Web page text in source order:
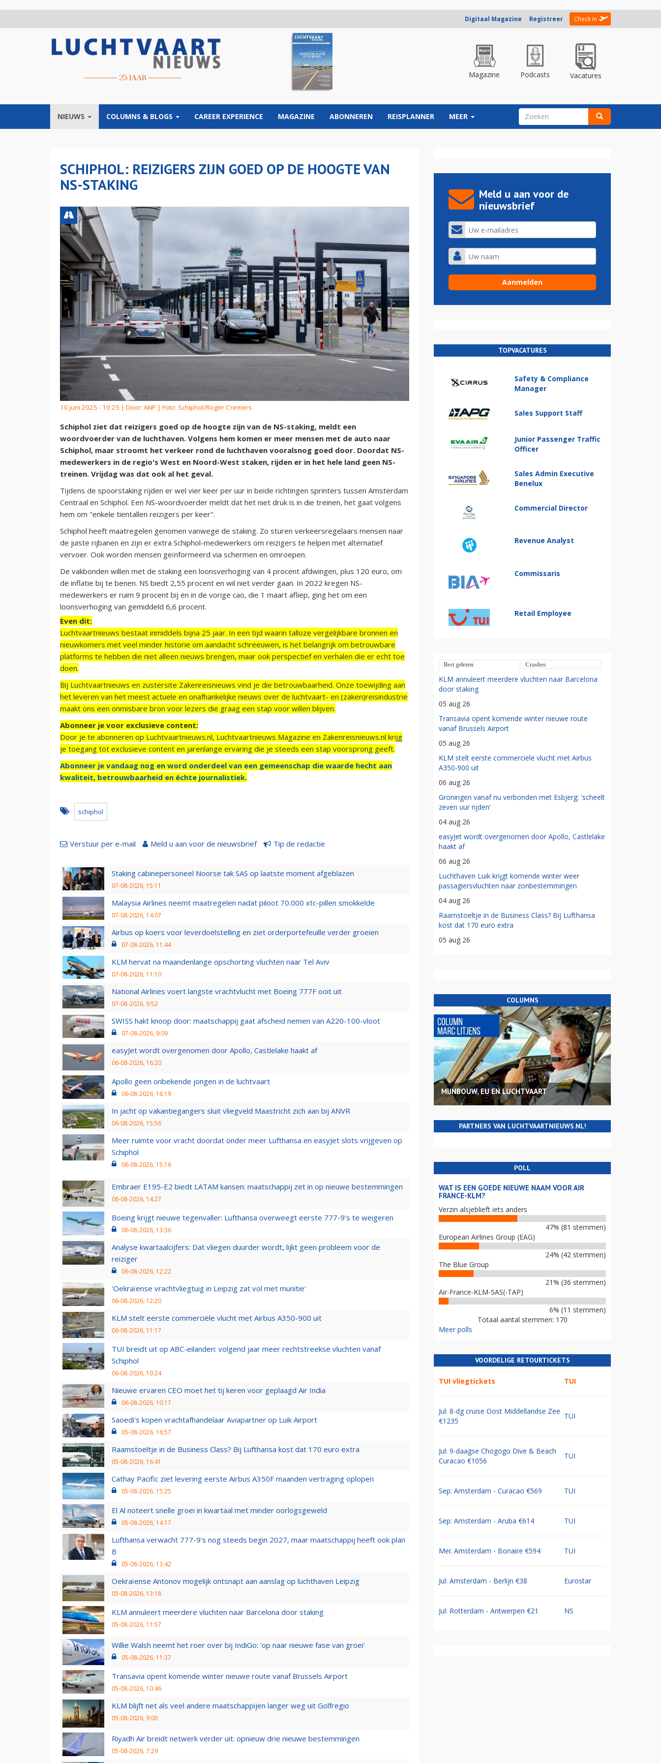
Digitaal Magazine Registreer Check in
Magazine Podcasts Vacatures
NIEUWS COLUMNS & BLOGS CAREER EXPERIENCE MAGAZINE ABONNEREN REISPLANNER MEER ZOEKVELD
SCHIPHOL: REIZIGERS ZIJN GOED OP DE HOOGTE VAN
NS-STAKING
10 juni 2025 - 10:25 | Door: ANP | Foto: Schiphol/Roger Cremers
Schiphol ziet dat reizigers goed op de hoogte zijn van de NS-staking, meldt een
woordvoerder van de luchthaven. Volgens hem komen er meer mensen met de auto naar
Schiphol, maar stroomt het verkeer rond de luchthaven vooralsnog goed door. Doordat NS-
medewerkers in de regio's West en Noord-West staken, rijden er in het hele land geen NS-
treinen. Vrijdag was dat ook al het geval.
Tijdens de spoorstaking rijden er wel vier keer per uur in beide richtingen sprinters tussen Amsterdam
Centraal en Schiphol. Een NS-woordvoerder meldt dat het niet druk is in die treinen, het gaat volgens
hem om "enkele tientallen reizigers per keer".
Schiphol heeft maatregelen genomen vanwege de staking. Zo sturen verkeersregelaars mensen naar
de juiste rijbanen en zijn er extra Schiphol-medewerkers om reizigers te helpen met alternatief
vervoer. Ook worden mensen geïnformeerd via schermen en omroepen.
De vakbonden willen met de staking een loonsverhoging van 4 procent afdwingen, plus 120 euro, om
de inflatie bij te benen. NS biedt 2,55 procent en wil niet verder gaan. In 2022 kregen NS-
medewerkers er ruim 9 procent bij en in de vorige cao, die 1 maart afliep, ging het om een
loonsverhoging van gemiddeld 6,6 procent.
Even dit:
Luchtvaartnieuws bestaat inmiddels bijna 25 jaar. In een tijd waarin talloze vergelijkbare bronnen en
nieuwkomers met veel minder historie om aandacht schreeuwen, is het belangrijk om betrouwbare
platforms te hebben die niet alleen nieuws brengen, maar ook perspectief en verhalen die er echt toe
doen.
Bij Luchtvaartnieuws en zustersite Zakenreisnieuws vind je die betrouwbaarheid. Onze toewijding aan
het leveren van het meest actuele en onafhankelijke nieuws over de luchtvaart- en (zaken)reisindustrie
maakt ons een onmisbare bron voor lezers die graag een stap voor willen blijven.
Abonneer je voor exclusieve content:
Door je te abonneren op Luchtvaartnieuws.nl, Luchtvaartnieuws Magazine en Zakenreisnieuws.nl krijg
je toegang tot exclusieve content en jarenlange ervaring die je steeds een stap voorsprong geeft.
Abonneer je vandaag nog en word onderdeel van een gemeenschap die waarde hecht aan
kwaliteit, betrouwbaarheid en échte journalistiek.
schiphol
Verstuur per e-mail Meld u aan voor de nieuwsbrief Tip de redactie
Staking cabinepersoneel Noorse tak SAS op laatste moment afgeblazen
07-08-2026, 15:11
Malaysia Airlines neemt maatregelen nadat piloot 70.000 xtc-pillen smokkelde
07-08-2026, 14:07
Airbus op koers voor leverdoelstelling en ziet orderportefeuille verder groeien
07-08-2026, 11:44
KLM hervat na maandenlange opschorting vluchten naar Tel Aviv
07-08-2026, 11:10
National Airlines voert langste vrachtvlucht met Boeing 777F ooit uit
07-08-2026, 9:52
SWISS hakt knoop door: maatschappij gaat afscheid nemen van A220-100-vloot
07-08-2026, 9:09
easyJet wordt overgenomen door Apollo, Castlelake haakt af
06-08-2026, 16:20
Apollo geen onbekende jongen in de luchtvaart
06-08-2026, 16:19
In jacht op vakantiegangers sluit vliegveld Maastricht zich aan bij ANVR
06-08-2026, 15:56
Meer ruimte voor vracht doordat onder meer Lufthansa en easyJet slots vrijgeven op
Schiphol
06-08-2026, 15:16
Embraer E195-E2 biedt LATAM kansen: maatschappij zet in op nieuwe bestemmingen
06-08-2026, 14:27
Boeing krijgt nieuwe tegenvaller: Lufthansa overweegt eerste 777-9’s te weigeren
06-08-2026, 13:36
Analyse kwartaalcijfers: Dat vliegen duurder wordt, lijkt geen probleem voor de
reiziger
06-08-2026, 12:22
'Oekraïense vrachtvliegtuig in Leipzig zat vol met munitie'
06-08-2026, 12:20
KLM stelt eerste commerciële vlucht met Airbus A350-900 uit
06-08-2026, 11:17
TUI breidt uit op ABC-eilanden: volgend jaar meer rechtstreekse vluchten vanaf
Schiphol
06-08-2026, 10:24
Nieuwe ervaren CEO moet het tij keren voor geplaagd Air India
06-08-2026, 10:17
Saoedi’s kopen vrachtafhandelaar Aviapartner op Luik Airport
05-08-2026, 16:57
Raamstoeltje in de Business Class? Bij Lufthansa kost dat 170 euro extra
05-08-2026, 16:41
Cathay Pacific ziet levering eerste Airbus A350F maanden vertraging oplopen
05-08-2026, 15:25
El Al noteert snelle groei in kwartaal met minder oorlogsgeweld
05-08-2026, 14:17
Lufthansa verwacht 777-9’s nog steeds begin 2027, maar maatschappij heeft ook plan
B
05-08-2026, 13:42
Oekraïense Antonov mogelijk ontsnapt aan aanslag op luchthaven Leipzig
05-08-2026, 13:18
KLM annuleert meerdere vluchten naar Barcelona door staking
05-08-2026, 11:57
Willie Walsh neemt het roer over bij IndiGo: 'op naar nieuwe fase van groei'
05-08-2026, 11:37
Transavia opent komende winter nieuwe route vanaf Brussels Airport
05-08-2026, 10:46
KLM blijft net als veel andere maatschappijen langer weg uit Golfregio
05-08-2026, 9:00
Riyadh Air breidt netwerk verder uit: opnieuw drie nieuwe bestemmingen
05-08-2026, 7:29
Meld u aan voor de
nieuwsbrief
TOPVACATURES
Safety & Compliance
Manager
Sales Support Staff
Junior Passenger Traffic
Officer
Sales Admin Executive
Benelux
Commercial Director
Revenue Analyst
Commissaris
Retail Employee
Best gelezen Crashes
KLM annuleert meerdere vluchten naar Barcelona
door staking
05 aug 26
Transavia opent komende winter nieuwe route
vanaf Brussels Airport
05 aug 26
KLM stelt eerste commerciële vlucht met Airbus
A350-900 uit
06 aug 26
Groningen vanaf nu verbonden met Esbjerg: 'scheelt
zeven uur rijden'
04 aug 26
easyJet wordt overgenomen door Apollo, Castlelake
haakt af
06 aug 26
Luchthaven Luik krijgt komende winter weer
passagiersvluchten naar zonbestemmingen
04 aug 26
Raamstoeltje in de Business Class? Bij Lufthansa
kost dat 170 euro extra
05 aug 26
COLUMNS
MIJNBOUW, EU EN LUCHTVAART
PARTNERS VAN LUCHTVAARTNIEUWS.NL!
POLL
WAT IS EEN GOEDE NIEUWE NAAM VOOR AIR
FRANCE-KLM?
Verzin alsjeblieft iets anders
47% (81 stemmen)
European Airlines Group (EAG)
24% (42 stemmen)
The Blue Group
21% (36 stemmen)
Air-France-KLM-SAS(-TAP)
6% (11 stemmen)
Totaal aantal stemmen: 170
Meer polls
VOORDELIGE RETOURTICKETS
TUI vliegtickets TUI
Jul: 8-dg cruise Oost Middellandse Zee
€1235
TUI
Jul: 9-daagse Chogogo Dive & Beach
Curacao €1056
TUI
Sep: Amsterdam - Curacao €569 TUI
Sep: Amsterdam - Aruba €614 TUI
Mei: Amsterdam - Bonaire €594 TUI
Jul: Amsterdam - Berlijn €38 Eurostar
Jul: Rotterdam - Antwerpen €21 NS